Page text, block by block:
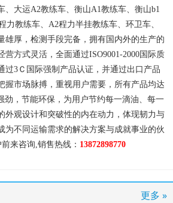
、大运A2教练车、衡山A1教练车、衡山b1
力教练车、A2程力半挂教练车、环卫车、
雄厚，检测手段完备，拥有国内外的生产的
营方式灵活，全面通过ISO9001-2000国际质
过3Ｃ国际强制产品认证，并通过出口产品
握市场脉搏，重视用户需要，所有产品均达
，节能环保，为用户节约每一滴油、每一
外观设计和突破性的内在动力，体现韧力与
为不同运输需求的解决方案与成就事业的伙
来咨询,销售热线： 13872898770
更多 »